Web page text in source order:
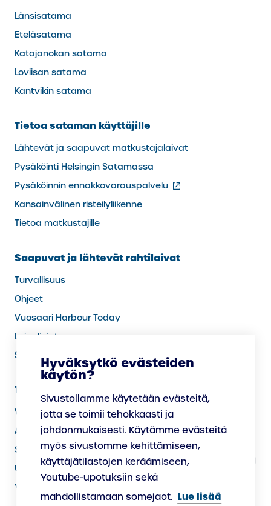
Länsisatama
Eteläsatama
Katajanokan satama
Loviisan satama
Kantvikin satama
Tietoa sataman käyttäjille
Lähtevät ja saapuvat matkustajalaivat
Pysäköinti Helsingin Satamassa
Pysäköinnin ennakkovarauspalvelu(ulkoinen
linkki)
Kansainvälinen risteilyliikenne
Tietoa matkustajille
Saapuvat ja lähtevät rahtilaivat
Turvallisuus
Ohjeet
Vuosaari Harbour Today
Laivalinjat
Sää satamassa
Tietoa meistä
Vastuullisuus
Avoimet työpaikat
Satamassa palvelevat yritykset
Uudistamme satamaa
Yhteystiedot
Hyväksytkö evästeiden
käytön?
Sivustollamme käytetään evästeitä,
jotta se toimii tehokkaasti ja
johdonmukaisesti. Käytämme evästeitä
myös sivustomme kehittämiseen,
käyttäjätilastojen keräämiseen,
Youtube-upotuksiin sekä
mahdollistamaan somejaot. Lue lisää